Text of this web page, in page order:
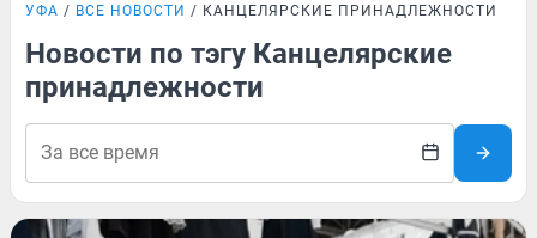
УФА ВСЕ НОВОСТИ КАНЦЕЛЯРСКИЕ ПРИНАДЛЕЖНОСТИ
Новости по тэгу Канцелярские
принадлежности